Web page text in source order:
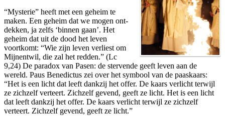
“Mysterie” heeft met een geheim te
maken. Een geheim dat we mogen ont-
dekken, ja zelfs ‘binnen gaan’. Het
geheim dat uit de dood het leven
voortkomt: “Wie zijn leven verliest om
Mijnentwil, die zal het redden.” (Lc
9,24) De paradox van Pasen: de stervende geeft leven aan de
wereld. Paus Benedictus zei over het symbool van de paaskaars:
“Het is een licht dat leeft dankzij het offer. De kaars verlicht terwijl
ze zichzelf verteert. Zichzelf gevend, geeft ze licht. Het is een licht
dat leeft dankzij het offer. De kaars verlicht terwijl ze zichzelf
verteert. Zichzelf gevend, geeft ze licht.”